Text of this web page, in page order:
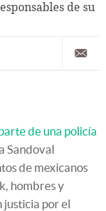
de su
de una policía
Sandoval
de mexicanos
hombres y
justicia por el